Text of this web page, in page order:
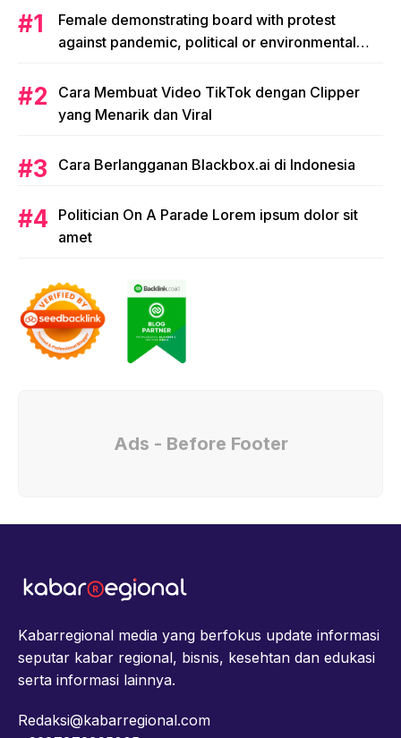
Female demonstrating board with protest
against pandemic, political or environmental
Cara Membuat Video TikTok dengan Clipper
yang Menarik dan Viral
Cara Berlangganan Blackbox.ai di Indonesia
Politician On A Parade Lorem ipsum dolor sit
amet
Ads - Before Footer
Kabarregional media yang berfokus update informasi
seputar kabar regional, bisnis, kesehtan dan edukasi
serta informasi lainnya.
Redaksi@kabarregional.com